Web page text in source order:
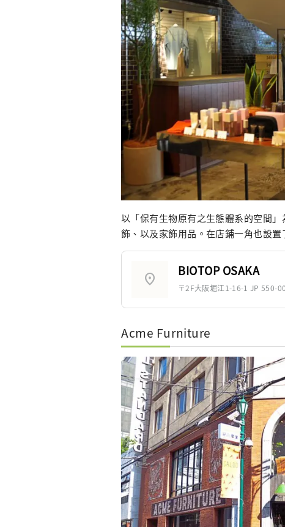
以「保有生物原有之生態體系的空間」
飾、以及家飾用品。在店鋪一角也設置
location_on
BIOTOP OSAKA
〒2F大阪堀江1-16-1 JP 550-
Acme Furniture